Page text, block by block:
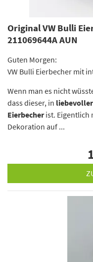
Original VW Bulli
211069644A AUN
Guten Morgen:
VW Bulli Eierbecher mit
Wenn man es nicht
dass dieser, in
Eierbecherist. Eigentlich
Dekoration auf ...